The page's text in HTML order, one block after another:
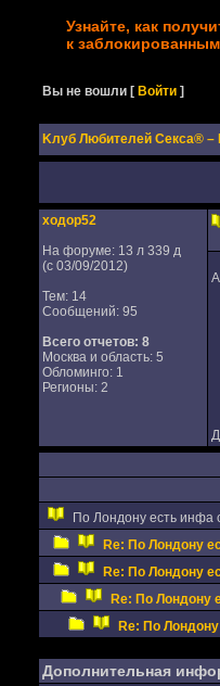
Узнайте, как
к
Вы не вошли [Войти ]
Kлуб Любителей Секса® –
ходор52
На форуме: 13 л 339 д
(с 03/09/2012)
Тем: 14
Сообщений: 95
Всего отчетов: 8
Москва и область: 5
Обломинго: 1
Регионы: 2
По Лондону есть инфа
Re: По Лондону
Re: По Лондону
Re: По Лондону
Re: По
Дополнительная